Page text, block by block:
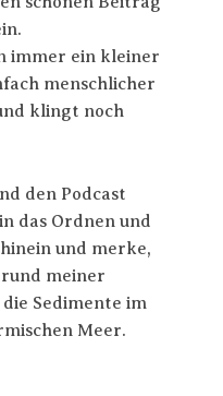
immer ein kleiner
menschlicher
klingt noch
den Podcast
das Ordnen und
und merke,
meiner
Sedimente im
Meer.